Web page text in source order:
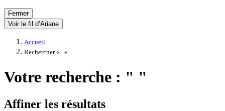
Fermer
Voir le fil d’Ariane
Accueil
Rechercher «
»
Votre recherche : " "
Affiner les résultats